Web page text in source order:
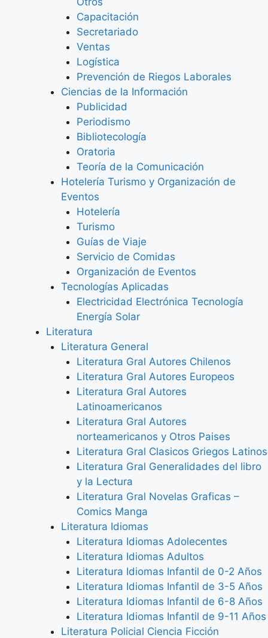
Capacitación
Secretariado
Ventas
Logística
Prevención de Riegos Laborales
Ciencias de la Información
Publicidad
Periodismo
Bibliotecología
Oratoria
Teoría de la Comunicación
Hotelería Turismo y Organización de
Eventos
Hotelería
Turismo
Guías de Viaje
Servicio de Comidas
Organización de Eventos
Tecnologías Aplicadas
Electricidad Electrónica Tecnología
Energía Solar
Literatura
Literatura General
Literatura Gral Autores Chilenos
Literatura Gral Autores Europeos
Literatura Gral Autores
Latinoamericanos
Literatura Gral Autores
norteamericanos y Otros Paises
Literatura Gral Clasicos Griegos Latinos
Literatura Gral Generalidades del libro
y la Lectura
Literatura Gral Novelas Graficas –
Comics Manga
Literatura Idiomas
Literatura Idiomas Adolecentes
Literatura Idiomas Adultos
Literatura Idiomas Infantil de 0-2 Años
Literatura Idiomas Infantil de 3-5 Años
Literatura Idiomas Infantil de 6-8 Años
Literatura Idiomas Infantil de 9-11 Años
Literatura Policial Ciencia Ficción